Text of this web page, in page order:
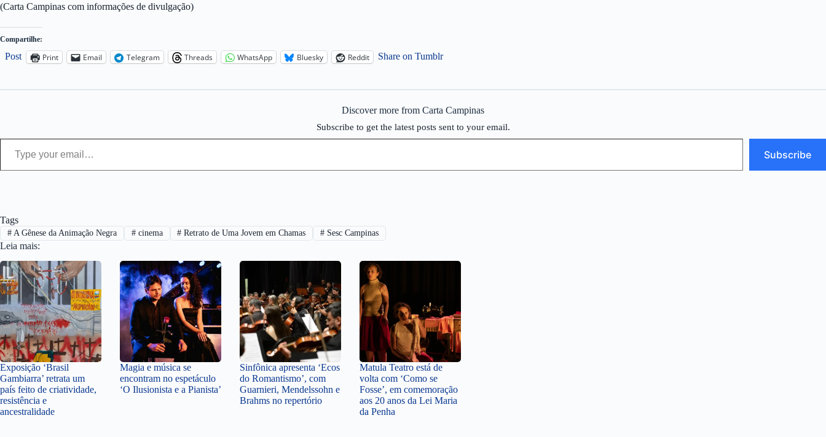
(Carta Campinas com informações de divulgação)
Compartilhe:
Post Print Email Telegram Threads WhatsApp Bluesky Reddit Share on Tumblr
Discover more from Carta Campinas
Subscribe to get the latest posts sent to your email.
Type your email…
Subscribe
Tags
#A Gênese da Animação Negra #cinema # Retrato de Uma Jovem em Chamas # Sesc Campinas
Leia mais:
Exposição ‘Brasil
Gambiarra’ retrata um
país feito de criatividade,
resistência e
ancestralidade
Magia e música se
encontram no espetáculo
‘O Ilusionista e a Pianista’
Sinfônica apresenta ‘Ecos
do Romantismo’, com
Guarnieri, Mendelssohn e
Brahms no repertório
Matula Teatro está de
volta com ‘Como se
Fosse’, em comemoração
aos 20 anos da Lei Maria
da Penha